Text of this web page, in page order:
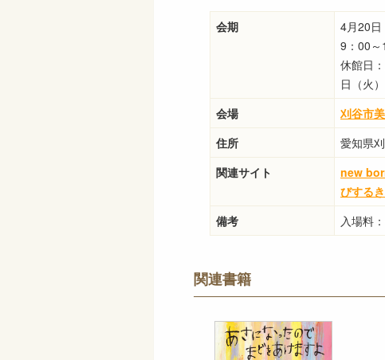
会期
4月20日
9：00
休館日
日（火）
会場
刈谷市
住所
愛知県
関連サイト
new
びする
備考
入場料
関連書籍